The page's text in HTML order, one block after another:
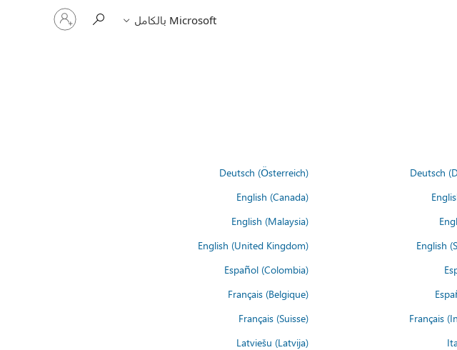
Microsoft بالكامل
تسجيل
الدخول
إلى
Deutsch
Deutsch (Österreich)
English (Canada)
English (Malaysia)
English
English (United Kingdom)
Español (Colombia)
Français (Belgique)
Français
Français (Suisse)
Latviešu (Latvija)